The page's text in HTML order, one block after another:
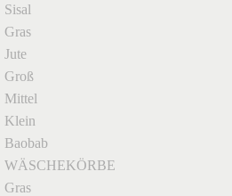
Sisal
Gras
Jute
Groß
Mittel
Klein
Baobab
WÄSCHEKÖRBE
Gras